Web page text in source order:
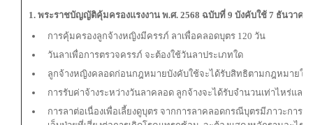
1. พระราชบัญญัติคุ้มครองแรงงาน พ.ศ. 2568 ฉบับที่ 9 บังคับใช้ 7 ธันวาคม
การคุ้มครองลูกจ้างหญิงมีครรภ์ ลาเพื่อคลอดบุตร 120 วัน
วันลาเพื่อการตรวจครรภ์ จะต้องใช้วันลาประเภทใด
ลูกจ้างหญิงคลอดก่อนกฎหมายบังคับใช้จะได้รับสิทธิตามกฎหมายใ
การรับค่าจ้างระหว่างวันลาคลอด ลูกจ้างจะได้รับจำนวนเท่าไหร่และ
การลาต่อเนื่องเพื่อเลี้ยงดูบุตร จากการลาคลอดกรณีบุตรมีภาวะการ